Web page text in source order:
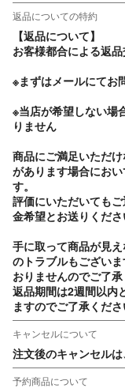
返品についての特約
【返品について】
お客様都合による返
※まずはメールにてお
※当店が希望しない場
りません
商品にご満足いただ
があります場合にお
す。
評価にいただいても
金希望とお送りくだ
手に取って商品が見
のトラブルもござい
おりませんのでご了
返品期間は2週間以内
ますのでご了承くだ
キャンセルについて
注文後のキャンセルは
予約商品について